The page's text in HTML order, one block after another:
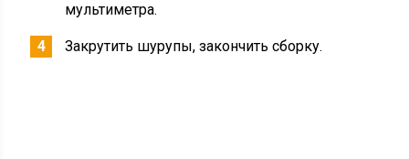
мультиметра.
Закрутить шурупы, закончить сборку.